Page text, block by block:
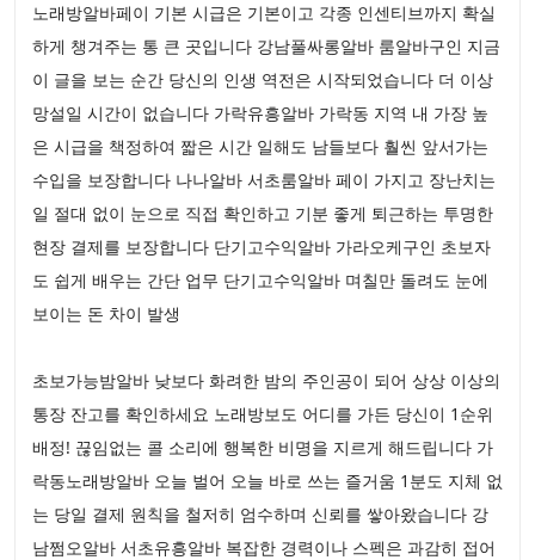
노래방알바페이 기본 시급은 기본이고 각종 인센티브까지 확실
하게 챙겨주는 통 큰 곳입니다 강남풀싸롱알바 룸알바구인 지금
이 글을 보는 순간 당신의 인생 역전은 시작되었습니다 더 이상
망설일 시간이 없습니다 가락유흥알바 가락동 지역 내 가장 높
은 시급을 책정하여 짧은 시간 일해도 남들보다 훨씬 앞서가는
수입을 보장합니다 나나알바 서초룸알바 페이 가지고 장난치는
일 절대 없이 눈으로 직접 확인하고 기분 좋게 퇴근하는 투명한
현장 결제를 보장합니다 단기고수익알바 가라오케구인 초보자
도 쉽게 배우는 간단 업무 단기고수익알바 며칠만 돌려도 눈에
보이는 돈 차이 발생
초보가능밤알바 낮보다 화려한 밤의 주인공이 되어 상상 이상의
통장 잔고를 확인하세요 노래방보도 어디를 가든 당신이 1순위
배정! 끊임없는 콜 소리에 행복한 비명을 지르게 해드립니다 가
락동노래방알바 오늘 벌어 오늘 바로 쓰는 즐거움 1분도 지체 없
는 당일 결제 원칙을 철저히 엄수하며 신뢰를 쌓아왔습니다 강
남쩜오알바 서초유흥알바 복잡한 경력이나 스펙은 과감히 접어